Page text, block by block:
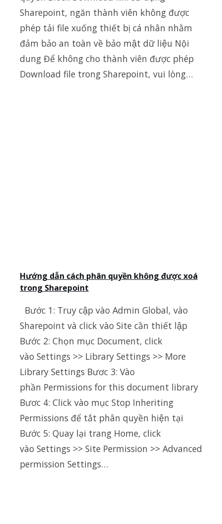
Sharepoint, ngăn thành viên không được
phép tải file xuống thiết bị cá nhân nhằm
đảm bảo an toàn về bảo mật dữ liệu Nội
dung Để không cho thành viên được phép
Download file trong Sharepoint, vui lòng…
Hướng dẫn cách phân quyền không được xoá
trong Sharepoint
Bước 1: Truy cập vào Admin Global, vào
Sharepoint và click vào Site cần thiết lập
Bước 2: Chọn mục Document, click
vào Settings >> Library Settings >> More
Library Settings Bươc 3: Vào
phần Permissions for this document library
Bươc 4: Click vào mục Stop Inheriting
Permissions để tắt phân quyền hiện tại
Bước 5: Quay lại trang Home, click
vào Settings >> Site Permission >> Advanced
permission Settings…